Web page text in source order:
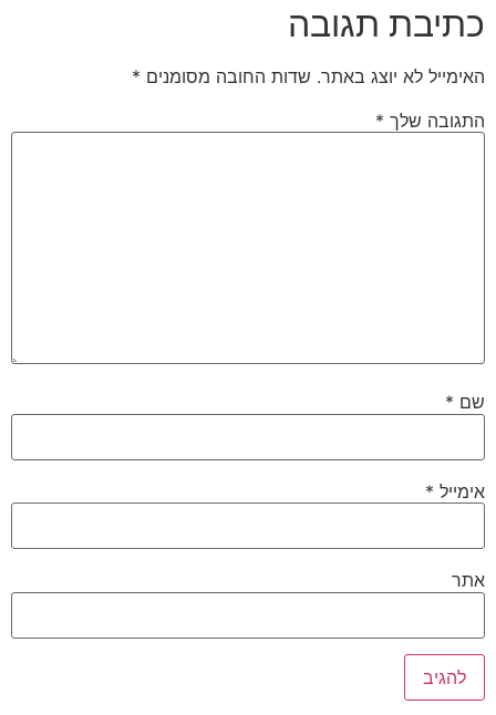
כתיבת תגובה
האימייל לא יוצג באתר. שדות החובה מסומנים *
התגובה שלך *
שם *
אימייל *
אתר